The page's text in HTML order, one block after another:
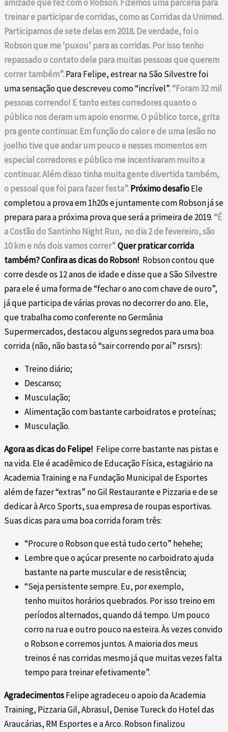
amizade que fez com o Robson. Fizemos uma parceria para
treinar e participar de corridas, como as Corridas da Unimed.
Participamos de sete delas em 2018. De verdade, foi o
Robson que me ‘puxou’ para as corridas. Por isso tenho
repassado o contato dele para muitas pessoas que querem
correr também”.Para Felipe, estrear na São Silvestre foi
uma sensação que descreveu como “incrível”. “Foram 32 mil
pessoas correndo! E tanto estes corredores quanto o
público nos deram um apoio enorme. O público torce, grita
pra gente continuar. Em função do calor e de uma lesão no
joelho tive que andar um pouco e nesses momentos em
especial corredores e público me incentivaram muito a
continuar. Além disso tinha muita gente divertida também,
o pessoal que foi para fazer festa”.Próximo desafioEle
completou a prova em 1h20s e juntamente com Robson já se
prepara para a próxima prova que será a primeira de 2019. “É
a Costão do Santinho Night Run, no dia 2 de fevereiro, são
10 km e nós dois vamos correr”.Quer praticar corrida
também? Confira as dicas do Robson! Robson contou que
corre desde os 12 anos de idade e disse que a São Silvestre
para ele é uma forma de “fechar o ano com chave de ouro”,
já que participa de várias provas no decorrer do ano. Ele,
que trabalha como conferente no Germânia
Supermercados, destacou alguns segredos para uma boa
corrida (não, não basta só “sair correndo por aí” rsrsrs):
Treino diário;
Descanso;
Musculação;
Alimentação com bastante carboidratos e proteínas;
Musculação.
Agora as dicas do Felipe! Felipe corre bastante nas pistas e
na vida. Ele é acadêmico de Educação Física, estagiário na
Academia Training e na Fundação Municipal de Esportes
além de fazer “extras” no Gil Restaurante e Pizzaria e de se
dedicar à Arco Sports, sua empresa de roupas esportivas.
Suas dicas para uma boa corrida foram três:
“Procure o Robson que está tudo certo” hehehe;
Lembre que o açúcar presente no carboidrato ajuda
bastante na parte muscular e de resistência;
“Seja persistente sempre. Eu, por exemplo,
tenho muitos horários quebrados. Por isso treino em
períodos alternados, quando dá tempo. Um pouco
corro na rua e outro pouco na esteira. Às vezes convido
o Robson e corremos juntos. A maioria dos meus
treinos é nas corridas mesmo já que muitas vezes falta
tempo para treinar efetivamente”.
AgradecimentosFelipe agradeceu o apoio da Academia
Training, Pizzaria Gil, Abrasul, Denise Tureck do Hotel das
Araucárias, RM Esportes e a Arco. Robson finalizou